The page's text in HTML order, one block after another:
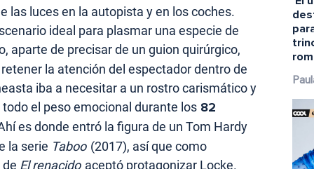
las luces en la autopista y en los coches.
ideal para plasmar una especie de
aparte de precisar de un guion quirúrgico,
la atención del espectador dentro de
iba a necesitar a un rostro carismático y
el peso emocional durante los 82
es donde entró la figura de un Tom Hardy
la serie Taboo (2017), así que como
El renacido aceptó protagonizar Locke.